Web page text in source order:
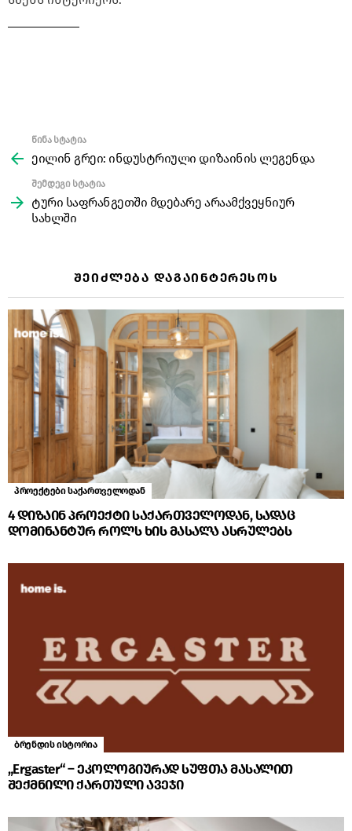
more
წინა სტატია
ეილინ გრეი: ინდუსტრიული დიზაინის ლეგენდა
შემდეგი სტატია
ტური საფრანგეთში მდებარე არაამქვეყნიურ
სახლში
ᲨᲔᲘᲫᲚᲔᲑᲐ ᲓᲐᲒᲐᲘᲜᲢᲔᲠᲔᲡᲝᲡ
პროექტები საქართველოდან
4 დიზაინ პროექტი საქართველოდან, სადაც
დომინანტურ როლს ხის მასალა ასრულებს
ბრენდის ისტორია
„Ergaster“ – ეკოლოგიურად სუფთა მასალით
შექმნილი ქართული ავეჯი